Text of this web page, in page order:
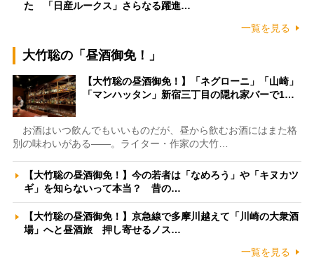
た 「日産ルークス」さらなる躍進…
一覧を見る
大竹聡の「昼酒御免！」
【大竹聡の昼酒御免！】「ネグローニ」「山崎」
「マンハッタン」新宿三丁目の隠れ家バーで1…
お酒はいつ飲んでもいいものだが、昼から飲むお酒にはまた格
別の味わいがある――。ライター・作家の大竹…
【大竹聡の昼酒御免！】今の若者は「なめろう」や「キヌカツ
ギ」を知らないって本当？ 昔の…
【大竹聡の昼酒御免！】京急線で多摩川越えて「川崎の大衆酒
場」へと昼酒旅 押し寄せるノス…
一覧を見る